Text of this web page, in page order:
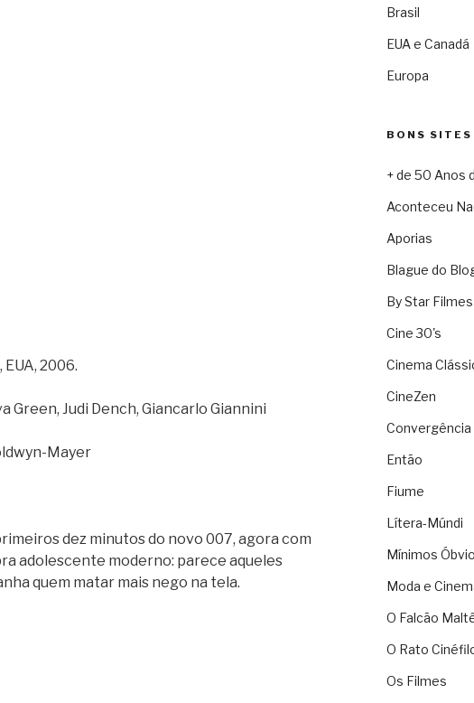
2006.
Green, Judi Dench, Giancarlo Giannini
Mayer
dez minutos do novo 007, agora com
adolescente moderno: parece aqueles
quem matar mais nego na tela.
Brasil
EUA e Canadá
Europa
BONS SITES
+ de 50 Anos
Aconteceu
Aporias
Blague do
By Star Filmes
Cine 30's
Cinema
CineZen
Convergência
Então
Fiume
Lítera-Múndi
Mínimos
Moda e
O Falcão
O Rato
Os Filmes